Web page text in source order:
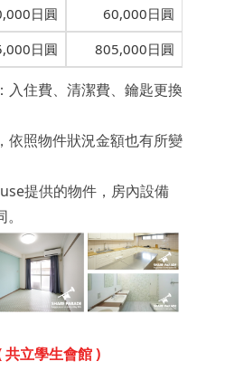
日圓
60,000日圓
日圓 805,000日圓
入住費、清潔費、鑰匙更換
依照物件狀況金額也有所變
提供的物件，房內設備
立學生會館 )